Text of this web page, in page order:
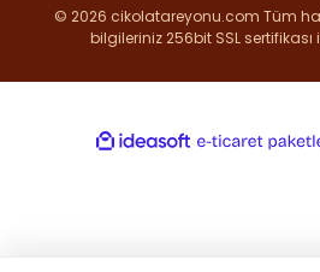
© 2026 cikolatareyonu.com Tüm
bilgileriniz 256bit SSL
ideasoft